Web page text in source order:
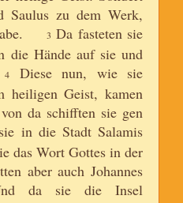
Saulus zu dem Werk,
3 Da fasteten sie
die Hände auf sie und
4
Diese nun, wie sie
heiligen Geist, kamen
da schifften sie gen
in die Stadt Salamis
das Wort Gottes in der
aber auch Johannes
da sie die Insel